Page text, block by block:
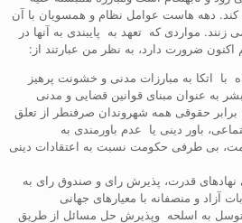
دهه هاست عوامل نظام و همسویان با آن
مواردی که تعهد به پایبندی به آنها در
ضرورت دارد، به نظر من عبارتند از:
با اتکا به مبارزات مدنی و خشونت پرهیز
به عنوان مبنای قوانین قضایی و مدنی
برابر حقوقی همه شهروندان صرفنطر از تعلق
باور دینی یا عدم باورمندی به
بی طرفی حکومت نسبت به اعتقادات دینی
نهادهای قدرت، پذیرش رای و صندوق رای به
آزاد و منصفانه با معیارهای جهانی
توسل به اسلحه وپذیرش حل مسائل از طریق